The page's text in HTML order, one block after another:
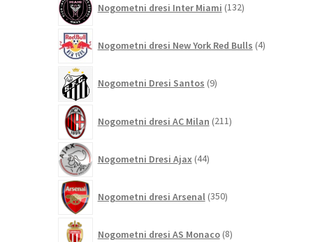
Nogometni dresi Inter Miami 132izdelkov
Nogometni dresi New York Red Bulls 4izdelki
Nogometni Dresi Santos 9izdelkov
Nogometni dresi AC Milan 211izdelkov
Nogometni Dresi Ajax 44izdelkov
Nogometni dresi Arsenal 350izdelkov
Nogometni dresi AS Monaco 8